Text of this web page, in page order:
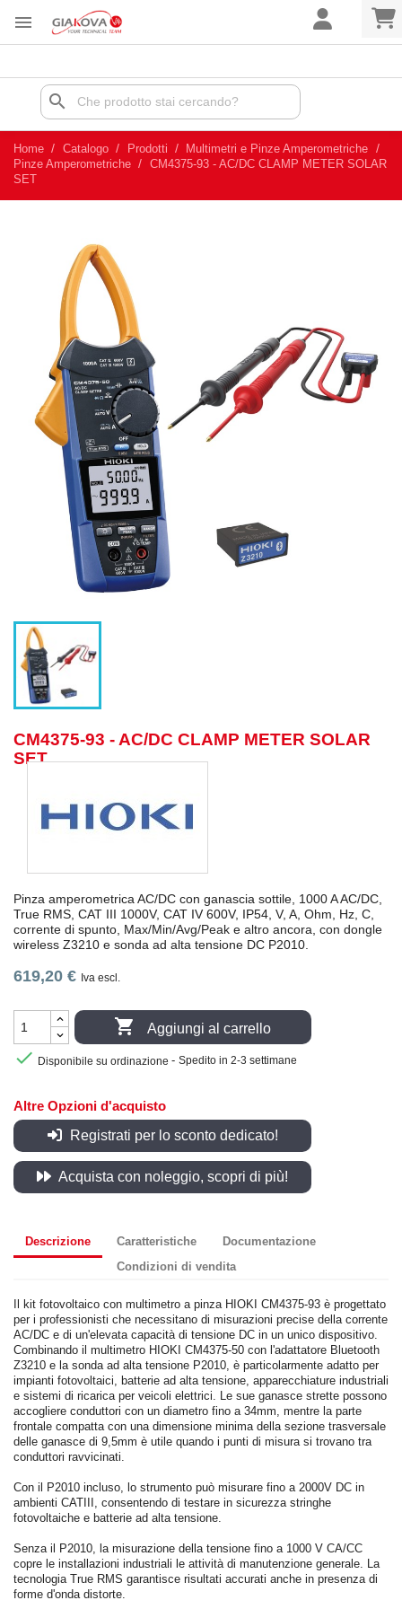

search
Home Catalogo Prodotti
Multimetri e Pinze Amperometriche
Pinze Amperometriche
CM4375-93 - AC/DC CLAMP METER SOLAR
SET
CM4375-93 - AC/DC CLAMP METER SOLAR
SET
Pinza amperometrica AC/DC con ganascia sottile, 1000 A AC/DC,
True RMS, CAT III 1000V, CAT IV 600V, IP54, V, A, Ohm, Hz, C,
corrente di spunto, Max/Min/Avg/Peak e altro ancora, con dongle
wireless Z3210 e sonda ad alta tensione DC P2010.
619,20 € Iva escl.
 Aggiungi al carrello
 Disponibile su ordinazione - Spedito in 2-3 settimane
Altre Opzioni d'acquisto
Registrati per lo sconto dedicato!
Acquista con noleggio, scopri di più!
Descrizione Caratteristiche
Documentazione
Condizioni di vendita
Il kit fotovoltaico con multimetro a pinza HIOKI CM4375-93 è progettato
per i professionisti che necessitano di misurazioni precise della corrente
AC/DC e di un'elevata capacità di tensione DC in un unico dispositivo.
Combinando il multimetro HIOKI CM4375-50 con l'adattatore Bluetooth
Z3210 e la sonda ad alta tensione P2010, è particolarmente adatto per
impianti fotovoltaici, batterie ad alta tensione, apparecchiature industriali
e sistemi di ricarica per veicoli elettrici. Le sue ganasce strette possono
accogliere conduttori con un diametro fino a 34mm, mentre la parte
frontale compatta con una dimensione minima della sezione trasversale
delle ganasce di 9,5mm è utile quando i punti di misura si trovano tra
conduttori ravvicinati.
Con il P2010 incluso, lo strumento può misurare fino a 2000V DC in
ambienti CATIII, consentendo di testare in sicurezza stringhe
fotovoltaiche e batterie ad alta tensione.
Senza il P2010, la misurazione della tensione fino a 1000 V CA/CC
copre le installazioni industriali le attività di manutenzione generale. La
tecnologia True RMS garantisce risultati accurati anche in presenza di
forme d'onda distorte.